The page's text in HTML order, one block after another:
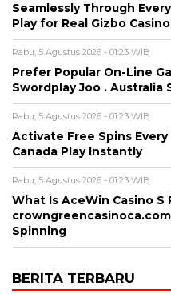
Seamlessly Through
Play for Real Gizbo Casino
Rabu, 5 Agustus 2026 - 01:23 WIB
Prefer Popular On-Line
Swordplay Joo . Australia
Rabu, 5 Agustus 2026 - 01:23 WIB
Activate Free Spins
Canada Play Instantly
Rabu, 5 Agustus 2026 - 01:23 WIB
What Is AceWin Casino S
Spinning
BERITA TERBARU